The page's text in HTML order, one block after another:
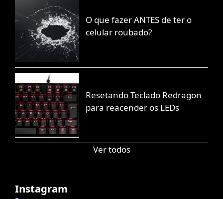
O que fazer ANTES de ter o
celular roubado?
Resetando Teclado Redragon
para reacender os LEDs
Ver todos
Instagram